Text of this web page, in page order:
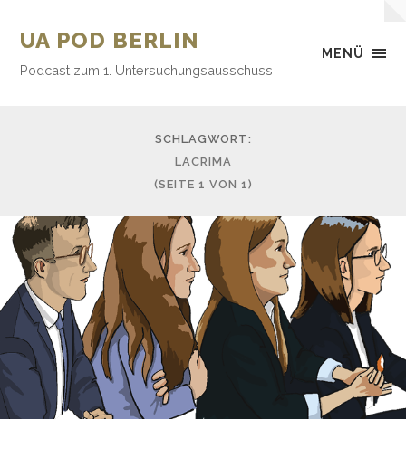
MENÜ
UA POD BERLIN
Podcast zum 1. Untersuchungsausschuss
SCHLAGWORT:
LACRIMA
(SEITE 1 VON 1)